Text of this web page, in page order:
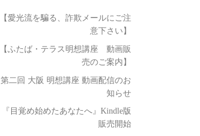
【愛光流を騙る、詐欺メールにご注
意下さい】
【ふたば・テラス明想講座 動画販
売のご案内】
第二回 大阪 明想講座 動画配信のお
知らせ
『目覚め始めたあなたへ』Kindle版
販売開始